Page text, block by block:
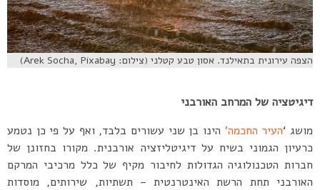
הצפה עירונית בתאילנד. אסון טבע קטלני (צילום: Arek Socha, Pixabay)
דיגיטציה של המרחב האורבני
מושג ‘העיר החכמה’ הינו בן שני עשורים בלבד, ואף על פי כן נטמע
כרעיון הגמוני בשיח על דיגיטליזציה אורבנית. מקורו בחזונן של
חברות הטכנולוגיה הגדולות לחיבור מקיף של כלל מרכיבי המרקם
האורבני תחת הרשת האינטרנטית – תשתיות, שירותים, מוסדות